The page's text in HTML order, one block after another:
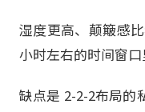
湿度更高、颠簸感
小时左右的时间窗口
缺点是 2-2-2布局的